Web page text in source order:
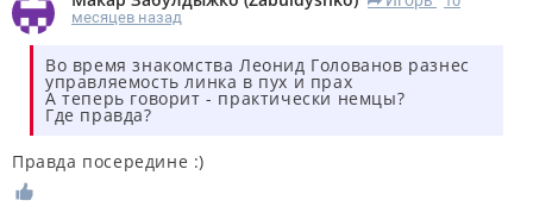
месяцев назад
Во время знакомства Леонид Голованов разнес
управляемость линка в пух и прах
А теперь говорит - практически немцы?
Где правда?
Правда посередине :)